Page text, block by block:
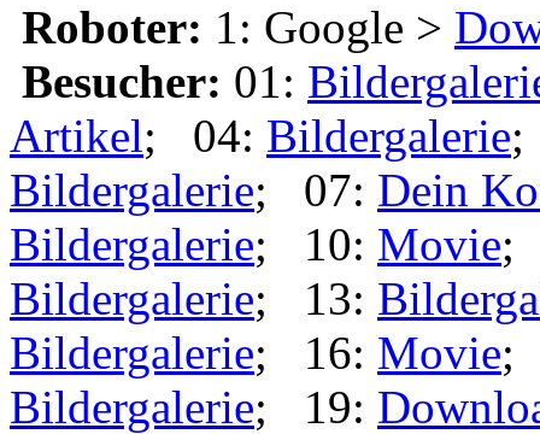
Roboter: 1: Google >
Besucher: 01:
Artikel; 04: Bildergalerie
Bildergalerie; 07: Dein
Bildergalerie; 10: Movie;
Bildergalerie; 13:
Bildergalerie; 16: Movie;
Bildergalerie; 19: